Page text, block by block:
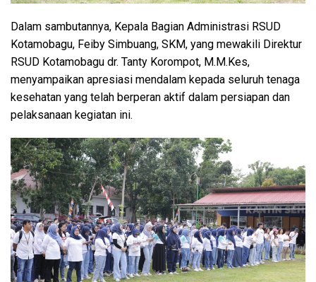
Dalam sambutannya, Kepala Bagian Administrasi RSUD
Kotamobagu, Feiby Simbuang, SKM, yang mewakili Direktur
RSUD Kotamobagu dr. Tanty Korompot, M.M.Kes,
menyampaikan apresiasi mendalam kepada seluruh tenaga
kesehatan yang telah berperan aktif dalam persiapan dan
pelaksanaan kegiatan ini.